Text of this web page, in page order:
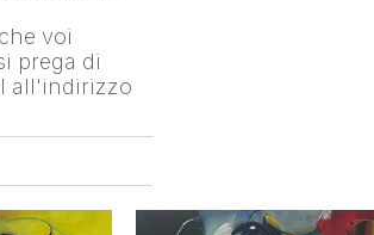
voi
prega di
all'indirizzo